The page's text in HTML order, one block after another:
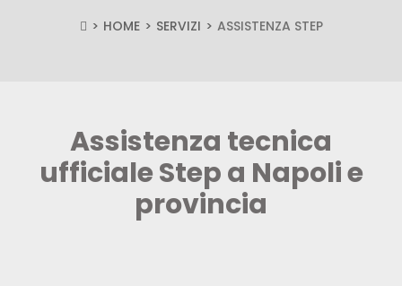
HOME SERVIZI ASSISTENZA STEP
Assistenza tecnica
ufficiale Step a Napoli e
provincia